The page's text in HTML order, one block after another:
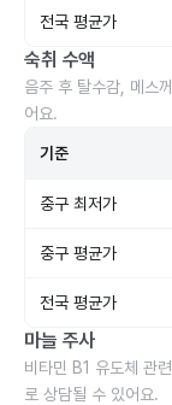
전국 평균가
숙취 수액
음주 후 탈수감, 메스
어요.
기준
중구 최저가
중구 평균가
전국 평균가
마늘 주사
비타민 B1 유도체 관
로 상담될 수 있어요.